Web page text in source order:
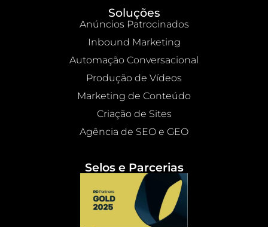
Soluções
Anúncios Patrocinados
Inbound Marketing
Automação Conversacional
Produção de Vídeos
Marketing de Conteúdo
Criação de Sites
Agência de SEO e GEO
Selos e Parcerias